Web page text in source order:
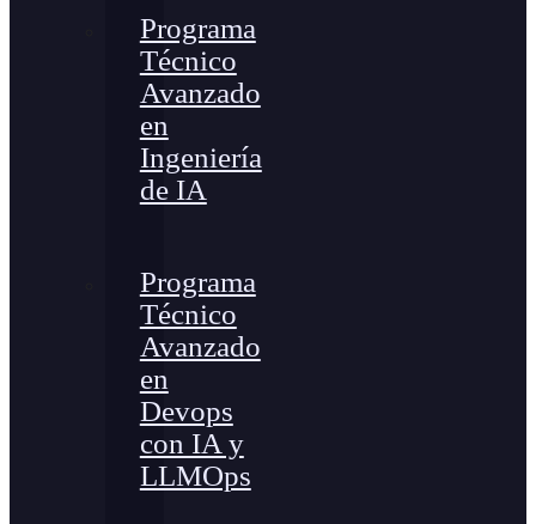
Programa
Técnico
Avanzado
en
Ingeniería
de IA
Programa
Técnico
Avanzado
en
Devops
con IA y
LLMOps